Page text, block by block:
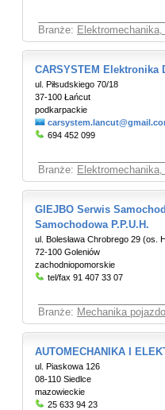
Branże:
CARSYSTEM Elektronika
ul. Piłsudskiego 70/18
37-100 Łańcut
podkarpackie
694 452 099
Branże:
GIEJBO Serwis
Samochodowa P.P.U.H.
ul. Bolesława Chrobrego 29 (os.
72-100 Goleniów
zachodniopomorskie
tel/fax 91 407 33 07
Branże: Mechanika
AUTOMECHANIKA I
ul. Piaskowa 126
08-110 Siedlce
mazowieckie
25 633 94 23